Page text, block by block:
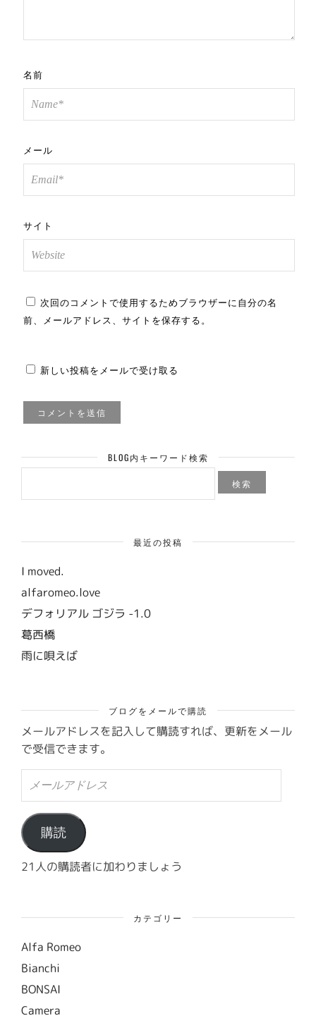
名前
メール
サイト
次回のコメントで使用するためブラウザーに自分の名
前、メールアドレス、サイトを保存する。
新しい投稿をメールで受け取る
BLOG内キーワード検索
検
最近の投稿
I moved.
alfaromeo.love
デフォリアル ゴジラ -1.0
葛西橋
雨に唄えば
ブログをメールで購読
メールアドレスを記入して購読すれば、更新をメール
で受信できます。
ル
ア
ド
レ
ス
購読
21人の購読者に加わりましょう
カテゴリー
Alfa Romeo
Bianchi
BONSAI
Camera